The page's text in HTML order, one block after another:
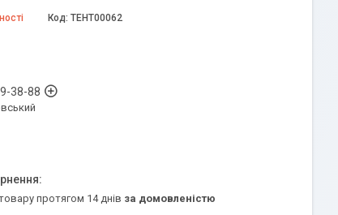
Код: ТЕНТ00062
38-88
протягом 14 днів за домовленістю